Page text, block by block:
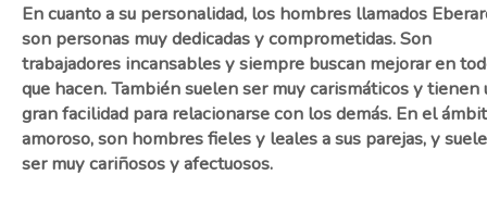
En cuanto a su personalidad, los hombres llamados
son personas muy dedicadas y comprometidas. Son
trabajadores incansables y siempre buscan mejorar en
que hacen. También suelen ser muy carismáticos y tienen
gran facilidad para relacionarse con los demás. En el
amoroso, son hombres fieles y leales a sus parejas, y
ser muy cariñosos y afectuosos.